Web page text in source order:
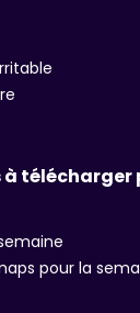
à télécharger
pour la